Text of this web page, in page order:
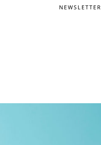
NEWSLETTER